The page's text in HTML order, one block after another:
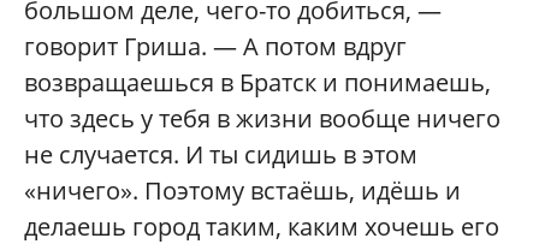
большом деле, чего-то добиться, —
говорит Гриша. — А потом вдруг
возвращаешься в Братск и понимаешь,
что здесь у тебя в жизни вообще ничего
не случается. И ты сидишь в этом
«ничего». Поэтому встаёшь, идёшь и
делаешь город таким, каким хочешь его